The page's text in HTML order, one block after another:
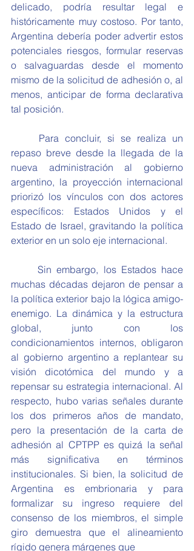
delicado, podría resultar legal e
históricamente muy costoso. Por tanto,
Argentina debería poder advertir estos
potenciales riesgos, formular reservas
o salvaguardas desde el momento
mismo de la solicitud de adhesión o, al
menos, anticipar de forma declarativa
tal posición.
repaso breve desde la llegada de la
nueva administración al gobierno
argentino, la proyección internacional
priorizó los vínculos con dos actores
específicos: Estados Unidos y el
Estado de Israel, gravitando la política
exterior en un solo eje internacional.
	Sin embargo, los Estados hace
muchas décadas dejaron de pensar a
la política exterior bajo la lógica amigo-
enemigo. La dinámica y la estructura
global, junto con los
condicionamientos internos, obligaron
al gobierno argentino a replantear su
visión dicotómica del mundo y a
repensar su estrategia internacional. Al
respecto, hubo varias señales durante
los dos primeros años de mandato,
pero la presentación de la carta de
adhesión al CPTPP es quizá la señal
más significativa en términos
institucionales. Si bien, la solicitud de
Argentina es embrionaria y para
formalizar su ingreso requiere del
consenso de los miembros, el simple
giro demuestra que el alineamiento
rígido genera márgenes que